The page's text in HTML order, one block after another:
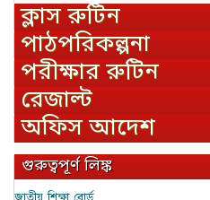
ক্লাস রুটিন
পাঠপরিকল্পনা
পরীক্ষার রুটিন
রেজাল্ট
অফিস আদেশ
গুরুত্বপূর্ণ লিঙ্ক